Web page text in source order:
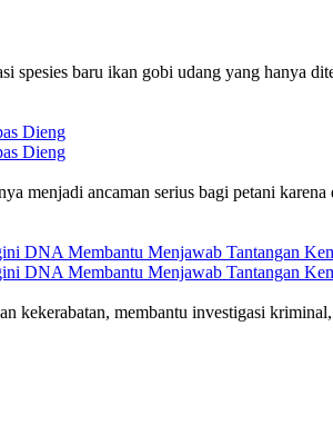
baru ikan gobi udang yang hanya
Dieng
Dieng
menjadi ancaman serius bagi petani
DNA Membantu Menjawab Tantangan
DNA Membantu Menjawab Tantangan
membantu investigasi